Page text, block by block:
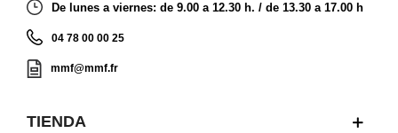
De lunes a viernes: de 9.00 a 12.30 h. / de 13.30 a 17.00 h
04 78 00 00 25
mmf@mmf.fr
TIENDA